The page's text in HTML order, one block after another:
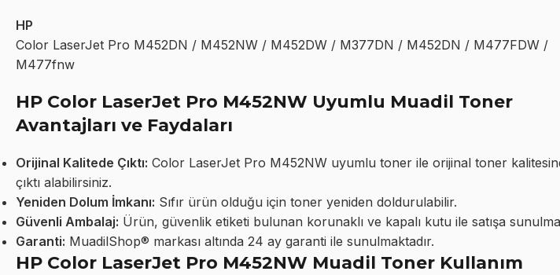
HP
Color LaserJet Pro M452DN / M452NW / M452DW / M377DN / M452DN / M477FDW /
M477fnw
HP Color LaserJet Pro M452NW Uyumlu Muadil Toner
Avantajları ve Faydaları
Orijinal Kalitede Çıktı: Color LaserJet Pro M452NW uyumlu toner ile orijinal toner
çıktı alabilirsiniz.
Yeniden Dolum İmkanı: Sıfır ürün olduğu için toner yeniden doldurulabilir.
Güvenli Ambalaj: Ürün, güvenlik etiketi bulunan korunaklı ve kapalı kutu ile satışa
Garanti: MuadilShop® markası altında 24 ay garanti ile sunulmaktadır.
HP Color LaserJet Pro M452NW Muadil Toner Kullanım